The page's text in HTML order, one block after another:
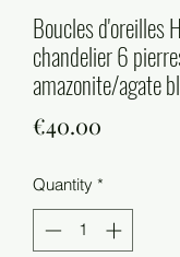
Boucles d'oreilles
chandelier 6
amazonite/agate
€40.00
Quantity *